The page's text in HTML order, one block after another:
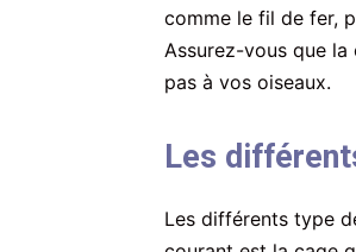
comme le fil de fer,
Assurez-vous que
pas à vos oiseaux.
Les
Les différents type